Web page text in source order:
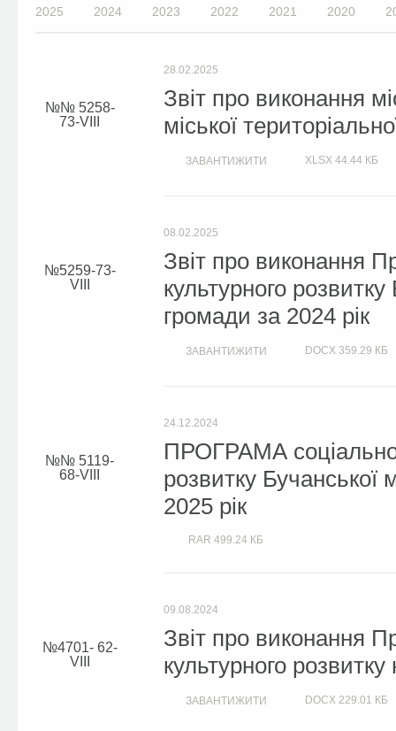
2025 2024 2023 2022 2021 2020
№ 5258-
73-VIІІ
28.02.2025
Звіт про виконання
міської
ЗАВАНТИЖИТИ XLSX 44.44 КБ
5259-73-
VIII
08.02.2025
Звіт про виконання
культурного розвитку
громади за 2024 рік
ЗАВАНТИЖИТИ DOCX 359.29 КБ
№ 5119-
68-VIII
24.12.2024
ПРОГРАМА соціально-
розвитку Бучанської
2025 рік
RAR 499.24 КБ
4701- 62-
VIII
09.08.2024
Звіт про виконання
культурного
ЗАВАНТИЖИТИ DOCX 229.01 КБ